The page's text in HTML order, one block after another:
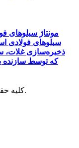
مونتاژ سیلوهای
سیلوهای فولادی
ذخیره‌سازی غلات،
که توسط سازنده
© Copyright - 2010-2022: کلیه حقوق محفوظ است.